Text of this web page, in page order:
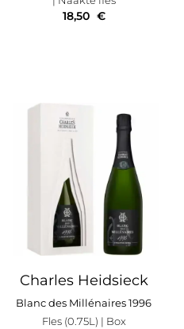
18,50 €
Charles Heidsieck
Blanc des Millénaires 1996
Fles (0.75L) | Box